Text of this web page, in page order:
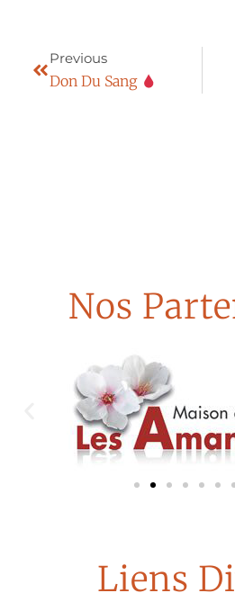
Previous
Don Du Sang
Nos
Liens